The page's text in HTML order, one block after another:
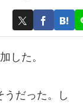
した。
だった。し